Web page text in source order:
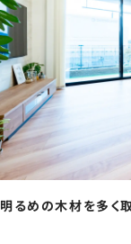
明るめの木材を多く